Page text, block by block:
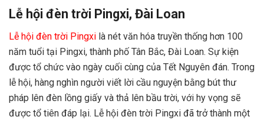
Lễ hội đèn trời Pingxi, Đài Loan
Lễ hội đèn trời Pingxi là nét văn hóa truyền thống hơn 100
năm tuổi tại Pingxi, thành phố Tân Bắc, Đài Loan. Sự kiện
được tổ chức vào ngày cuối cùng của Tết Nguyên đán. Trong
lễ hội, hàng nghìn người viết lời cầu nguyện bằng bút thư
pháp lên đèn lồng giấy và thả lên bầu trời, với hy vọng sẽ
được tổ tiên đáp lại. Lễ hội đèn trời Pingxi đã trở thành một